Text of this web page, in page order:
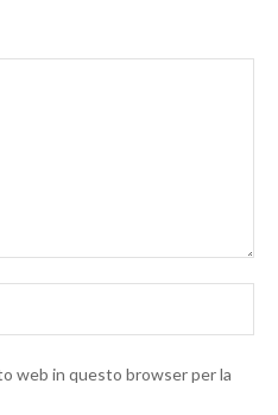
web in questo browser per la